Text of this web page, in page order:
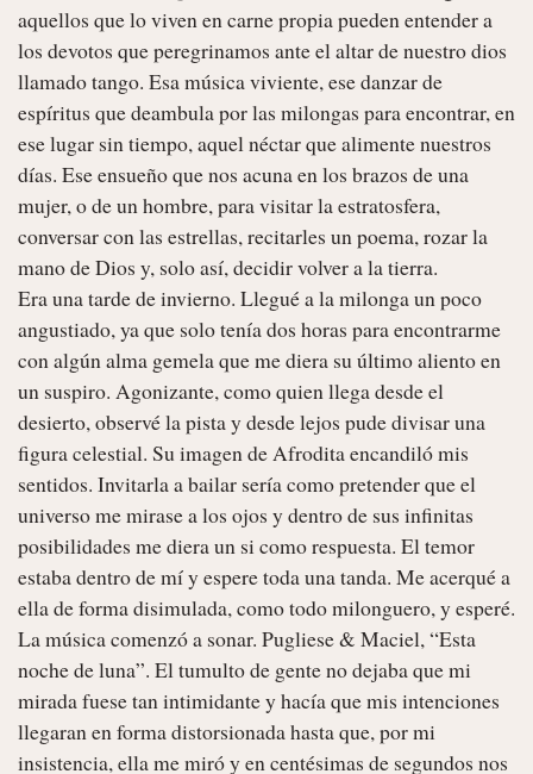
aquellos que lo viven en carne propia pueden entender a
los devotos que peregrinamos ante el altar de nuestro dios
llamado tango. Esa música viviente, ese danzar de
espíritus que deambula por las milongas para encontrar, en
ese lugar sin tiempo, aquel néctar que alimente nuestros
días. Ese ensueño que nos acuna en los brazos de una
mujer, o de un hombre, para visitar la estratosfera,
conversar con las estrellas, recitarles un poema, rozar la
mano de Dios y, solo así, decidir volver a la tierra.
Era una tarde de invierno. Llegué a la milonga un poco
angustiado, ya que solo tenía dos horas para encontrarme
con algún alma gemela que me diera su último aliento en
un suspiro. Agonizante, como quien llega desde el
desierto, observé la pista y desde lejos pude divisar una
figura celestial. Su imagen de Afrodita encandiló mis
sentidos. Invitarla a bailar sería como pretender que el
universo me mirase a los ojos y dentro de sus infinitas
posibilidades me diera un si como respuesta. El temor
estaba dentro de mí y espere toda una tanda. Me acerqué a
ella de forma disimulada, como todo milonguero, y esperé.
La música comenzó a sonar. Pugliese & Maciel, “Esta
noche de luna”. El tumulto de gente no dejaba que mi
mirada fuese tan intimidante y hacía que mis intenciones
llegaran en forma distorsionada hasta que, por mi
insistencia, ella me miró y en centésimas de segundos nos